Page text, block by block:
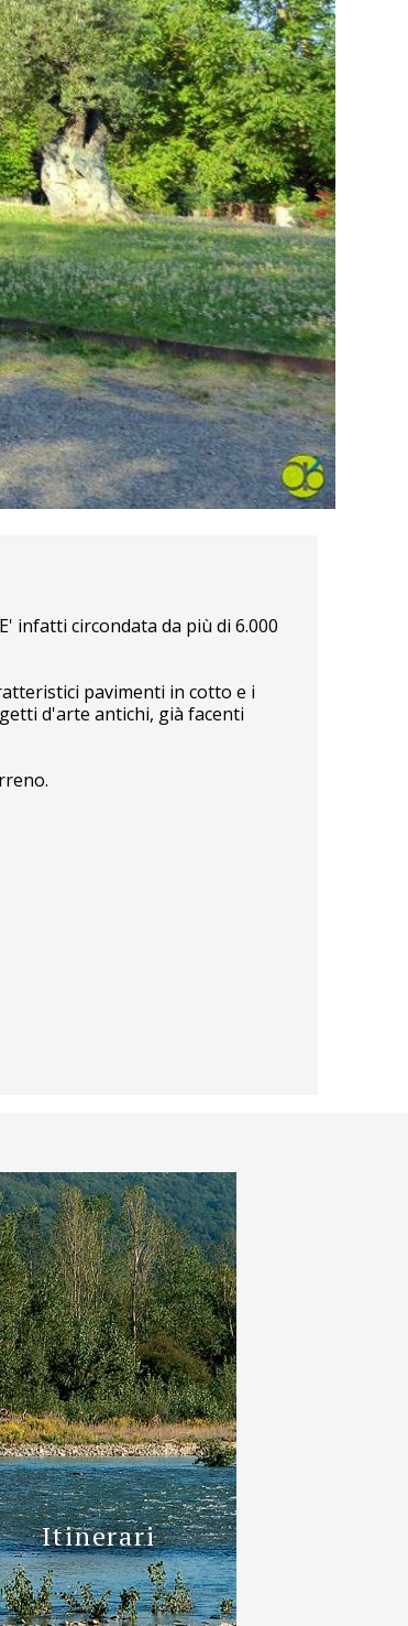
infatti circondata da più di 6.000
pavimenti in cotto e i
d'arte antichi, già facenti
Itinerari